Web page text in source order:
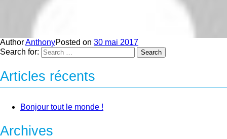
AuthorAnthonyPosted on 30 mai 2017
Search for:
Search
Articles récents
Bonjour tout le monde !
Archives